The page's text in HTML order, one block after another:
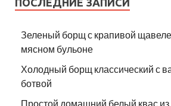
Зеленый борщ с крапивой
мясном бульоне
Холодный борщ классический с
ботвой
Простой домашний белый квас